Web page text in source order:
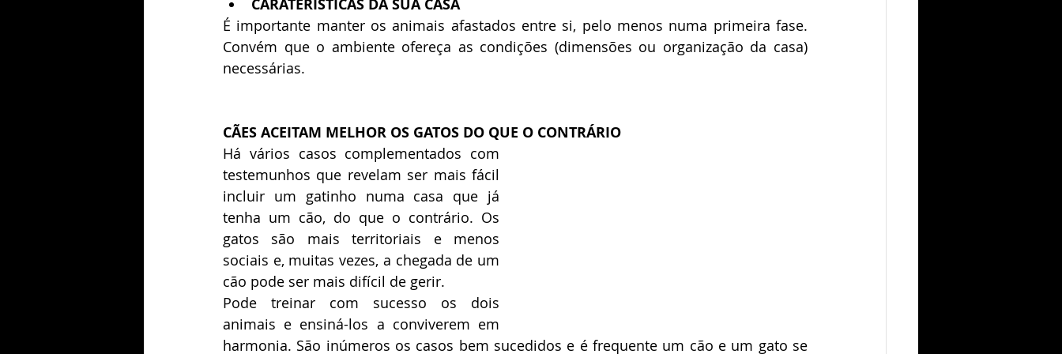
CARATERÍSTICAS DA SUA CASA
É importante manter os animais afastados entre si, pelo menos numa primeira fase.
Convém que o ambiente ofereça as condições (dimensões ou organização da casa)
necessárias.
CÃES ACEITAM MELHOR OS GATOS DO QUE O CONTRÁRIO
Há vários casos complementados com
testemunhos que revelam ser mais fácil
incluir um gatinho numa casa que já
tenha um cão, do que o contrário. Os
gatos são mais territoriais e menos
sociais e, muitas vezes, a chegada de um
cão pode ser mais difícil de gerir.
Pode treinar com sucesso os dois
animais e ensiná-los a conviverem em
harmonia. São inúmeros os casos bem sucedidos e é frequente um cão e um gato se